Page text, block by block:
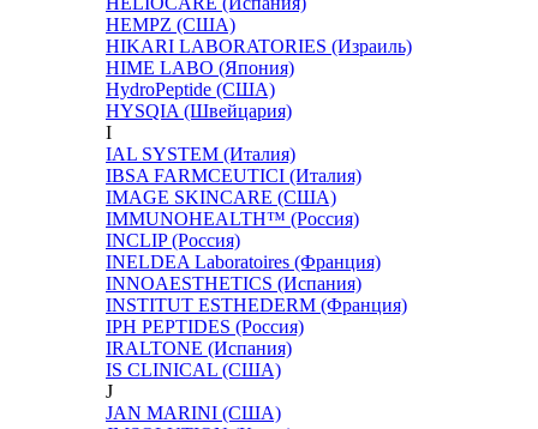
HEMPZ (США)
HIKARI LABORATORIES (Израиль)
HIME LABO (Япония)
HydroPeptide (США)
HYSQIA (Швейцария)
I
IAL SYSTEM (Италия)
IBSA FARMCEUTICI (Италия)
IMAGE SKINCARE (США)
IMMUNOHEALTH™ (Россия)
INCLIP (Россия)
INELDEA Laboratoires (Франция)
INNOAESTHETICS (Испания)
INSTITUT ESTHEDERM (Франция)
IPH PEPTIDES (Россия)
IRALTONE (Испания)
IS CLINICAL (США)
J
JAN MARINI (США)